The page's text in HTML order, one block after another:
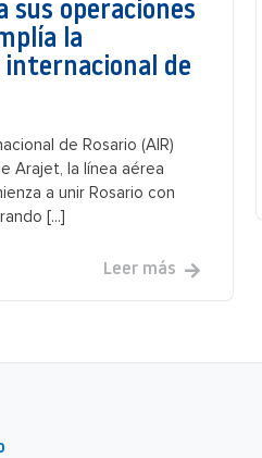
sus operaciones
la
de
de Rosario (AIR)
Arajet, la línea aérea
a unir Rosario con
[...]
Leer más